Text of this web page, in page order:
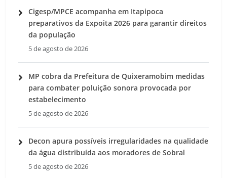
Cigesp/MPCE acompanha em Itapipoca
preparativos da Expoita 2026 para garantir direitos
da população
5 de agosto de 2026
MP cobra da Prefeitura de Quixeramobim medidas
para combater poluição sonora provocada por
estabelecimento
5 de agosto de 2026
Decon apura possíveis irregularidades na qualidade
da água distribuída aos moradores de Sobral
5 de agosto de 2026